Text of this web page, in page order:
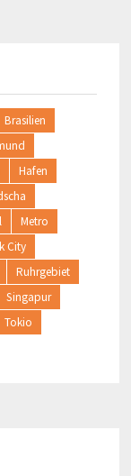
Brasilien
Hafen
Metro
City
Ruhrgebiet
Singapur
Tokio